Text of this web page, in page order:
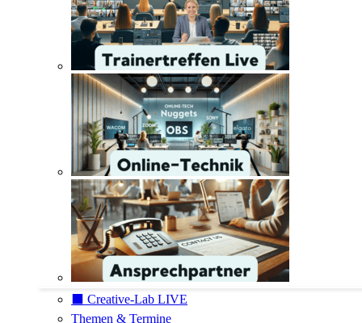
⬛️ Creative-Lab LIVE
Themen & Termine